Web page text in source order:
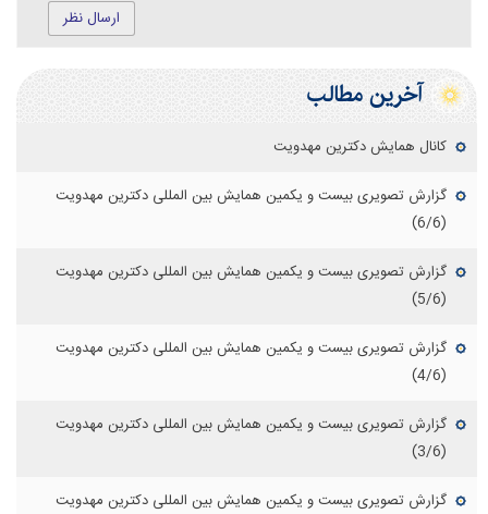
ارسال نظر
آخرین مطالب
کانال همایش دکترین مهدویت
گزارش تصویری بیست و یکمین همایش بین المللی دکترین مهدویت
(6/6)
گزارش تصویری بیست و یکمین همایش بین المللی دکترین مهدویت
(5/6)
گزارش تصویری بیست و یکمین همایش بین المللی دکترین مهدویت
(4/6)
گزارش تصویری بیست و یکمین همایش بین المللی دکترین مهدویت
(3/6)
گزارش تصویری بیست و یکمین همایش بین المللی دکترین مهدویت